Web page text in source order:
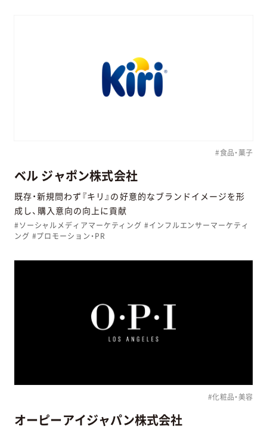
#食品・菓子
ベル ジャポン株式会社
既存・新規問わず『キリ』の好意的なブランドイメージを形
成し、購入意向の向上に貢献
#ソーシャルメディアマーケティング #インフルエンサーマーケティ
ング #プロモーション・PR
#化粧品・美容
オーピーアイジャパン株式会社